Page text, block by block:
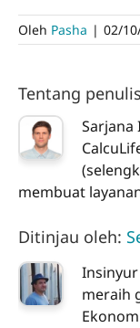
Oleh Pasha | 02/
Tentang
Sarjana
membuat
Ditinjau oleh:
Insinyur
meraih